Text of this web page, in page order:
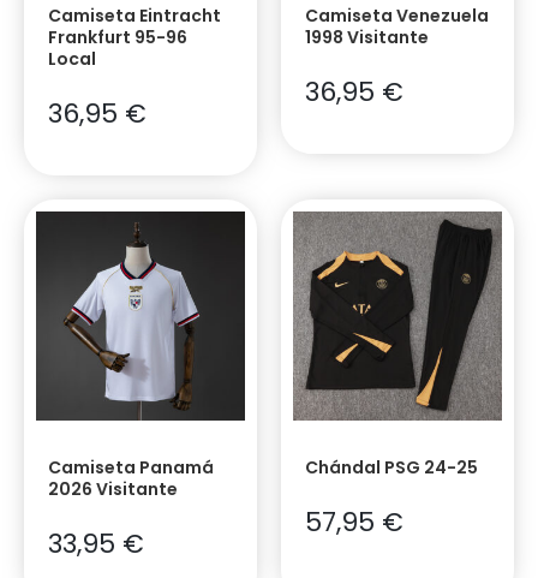
Camiseta Eintracht
Frankfurt 95-96
Local
36,95 €
Camiseta Venezuela
1998 Visitante
36,95 €
Camiseta Panamá
2026 Visitante
33,95 €
Chándal PSG 24-25
57,95 €